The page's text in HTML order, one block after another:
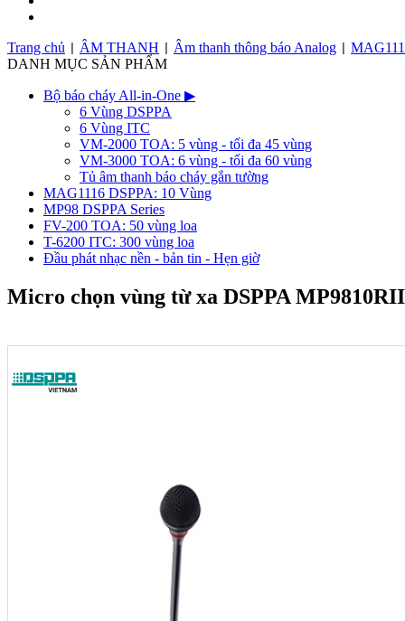
Trang chủ
ÂM THANH Âm thanh thông báo Analog
DANH MỤC SẢN PHẨM
Bộ báo cháy All-in-One ▶
6 Vùng DSPPA
6 Vùng ITC
VM-2000 TOA: 5 vùng - tối đa 45 vùng
VM-3000 TOA: 6 vùng - tối đa 60 vùng
Tủ âm thanh báo cháy gắn tường
MAG1116 DSPPA: 10 Vùng
MP98 DSPPA Series
FV-200 TOA: 50 vùng loa
T-6200 ITC: 300 vùng loa
Đầu phát nhạc nền - bản tin - Hẹn giờ
Micro chọn vùng từ xa DSPPA MP9810RII